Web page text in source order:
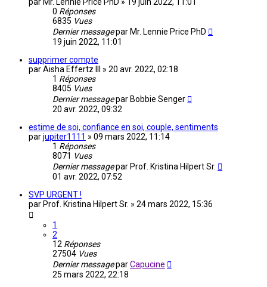
0 Réponses
6835 Vues
Dernier messagepar Mr. Lennie Price PhD
19 juin 2022, 11:01
supprimer compte
parAisha Effertz III » 20 avr. 2022, 02:18
1 Réponses
8405 Vues
Dernier messagepar Bobbie Senger
20 avr. 2022, 09:32
estime de soi, confiance en soi, couple, sentiments
parjupiter1111 » 09 mars 2022, 11:14
1 Réponses
8071 Vues
Dernier messagepar Prof. Kristina Hilpert Sr.
01 avr. 2022, 07:52
SVP URGENT !
par Prof. Kristina Hilpert Sr. » 24 mars 2022, 15:36
1
2
12 Réponses
27504 Vues
Dernier messageparCapucine
25 mars 2022, 22:18